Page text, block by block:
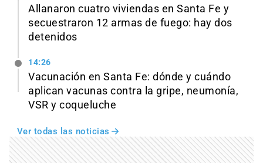
Allanaron cuatro viviendas en Santa Fe y
secuestraron 12 armas de fuego: hay dos
detenidos
14:26
Vacunación en Santa Fe: dónde y cuándo
aplican vacunas contra la gripe, neumonía,
VSR y coqueluche
Ver todas las noticias